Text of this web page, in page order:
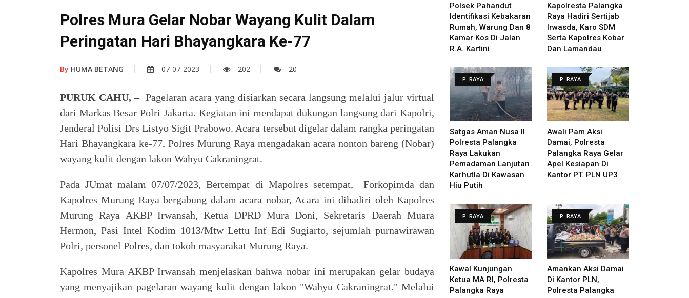
Polres Mura Gelar Nobar Wayang Kulit Dalam
Peringatan Hari Bhayangkara Ke-77
By HUMA BETANG 07-07-2023 202 20
PURUK CAHU, –Pagelaran acara yang disiarkan secara langsung melalui jalur virtual
dari Markas Besar Polri Jakarta. Kegiatan ini mendapat dukungan langsung dari Kapolri,
Jenderal Polisi Drs Listyo Sigit Prabowo. Acara tersebut digelar dalam rangka peringatan
Hari Bhayangkara ke-77, Polres Murung Raya mengadakan acara nonton bareng (Nobar)
wayang kulit dengan lakon Wahyu Cakraningrat.
Pada JUmat malam 07/07/2023, Bertempat di Mapolres setempat, Forkopimda dan
Kapolres Murung Raya bergabung dalam acara nobar, Acara ini dihadiri oleh Kapolres
Murung Raya AKBP Irwansah, Ketua DPRD Mura Doni, Sekretaris Daerah Muara
Hermon, Pasi Intel Kodim 1013/Mtw Lettu Inf Edi Sugiarto, sejumlah purnawirawan
Polri, personel Polres, dan tokoh masyarakat Murung Raya.
Kapolres Mura AKBP Irwansah menjelaskan bahwa nobar ini merupakan gelar budaya
yang menyajikan pagelaran wayang kulit dengan lakon "Wahyu Cakraningrat." Melalui
Polsek Pahandut
Identifikasi Kebakaran
Rumah, Warung Dan 8
Kamar Kos Di Jalan
R.A. Kartini
Kapolresta Palangka
Raya Hadiri Sertijab
Irwasda, Karo SDM
Serta Kapolres Kobar
Dan Lamandau
P. RAYA
Satgas Aman Nusa II
Polresta Palangka
Raya Lakukan
Pemadaman Lanjutan
Karhutla Di Kawasan
Hiu Putih
P. RAYA
Awali Pam Aksi
Damai, Polresta
Palangka Raya Gelar
Apel Kesiapan Di
Kantor PT. PLN UP3
P. RAYA
Kawal Kunjungan
Ketua MA RI, Polresta
Palangka Raya
P. RAYA
Amankan Aksi Damai
Di Kantor PLN,
Polresta Palangka